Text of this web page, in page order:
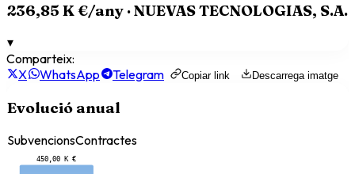
236,85 K €/any ·NUEVAS TECNOLOGIAS, S.A.
▾
Comparteix:
X
WhatsApp Telegram Copiar link Descarrega imatge
Evolució anual
SubvencionsContractes
450,00 K €